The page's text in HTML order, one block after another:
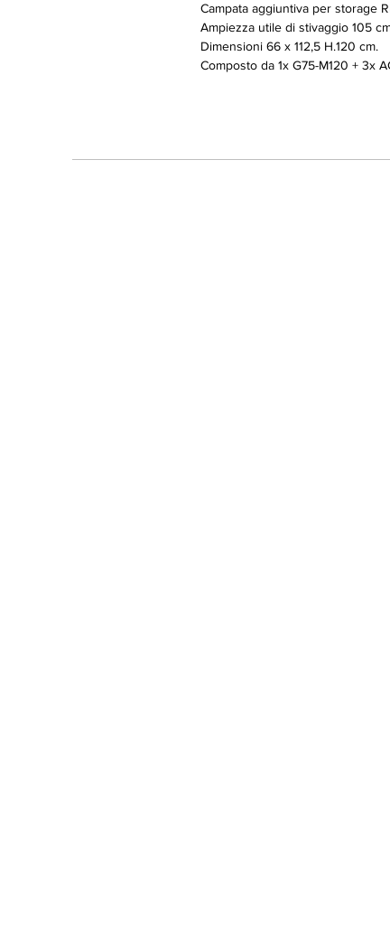
Campata aggiuntiva per storage
Ampiezza utile di stivaggio 105
Dimensioni 66 x 112,5 H.120 cm.
Composto da 1x G75-M120 + 3x